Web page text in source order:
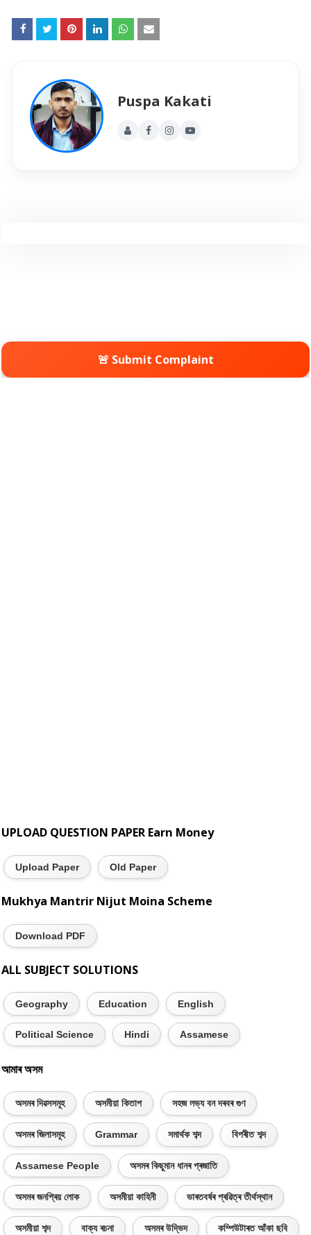
Puspa Kakati
🚨 Submit Complaint
UPLOAD QUESTION PAPER Earn Money
Upload Paper Old Paper
Mukhya Mantrir Nijut Moina Scheme
Download PDF
ALL SUBJECT SOLUTIONS
Geography Education English
Political Science Hindi Assamese
আমাৰ অসম
অসমৰ দিৱসসমূহ অসমীয়া কিতাপ সহজ লভ্য বন দৰবৰ গুণ
অসমৰ জিলাসমূহ Grammar সমাৰ্থক শব্দ বিপৰীত শব্দ
Assamese People অসমৰ কিছুমান ধানৰ প্ৰজাতি
অসমৰ জনপ্ৰিয় লোক অসমীয়া কাহিনী ভাৰতবৰ্ষৰ প্ৰৱিত্ৰ তীৰ্থস্থান
অসমীয়া শব্দ বাক্য ৰচনা অসমৰ উদ্ভিদ কম্পিউটাৰত আঁকা ছবি